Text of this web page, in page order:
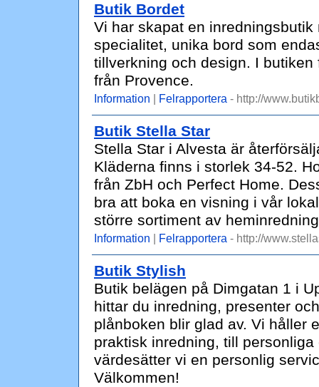
Butik Bordet
Vi har skapat en
specialitet, unika bord som
tillverkning och design. I
från Provence.
Information | Felrapportera - http://
Butik Stella Star
Stella Star i Alvesta är
Kläderna finns i storlek 34-52.
från ZbH och Perfect Home.
bra att boka en visning i vår
större sortiment av
Information | Felrapportera - http://
Butik Stylish
Butik belägen på Dimgatan 1 i
hittar du inredning, presenter
plånboken blir glad av. Vi håller
praktisk inredning, till
värdesätter vi en personlig
Välkommen!